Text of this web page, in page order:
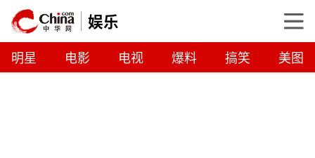
娱乐
明星 电影 电视 爆料 搞笑 美图